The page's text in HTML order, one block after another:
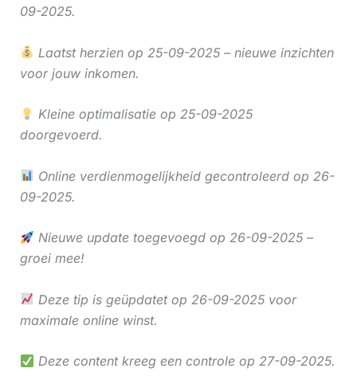
09-2025.
Laatst herzien op 25-09-2025 – nieuwe inzichten
voor jouw inkomen.
Kleine optimalisatie op 25-09-2025
doorgevoerd.
Online verdienmogelijkheid gecontroleerd op 26-
09-2025.
Nieuwe update toegevoegd op 26-09-2025 –
groei mee!
Deze tip is geüpdatet op 26-09-2025 voor
maximale online winst.
Deze content kreeg een controle op 27-09-2025.